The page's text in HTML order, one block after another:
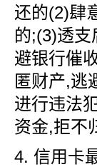
还的(2)肆
的;(3)透
避银行催
匿财产,逃
进行违法
资金,拒不
4. 信用卡